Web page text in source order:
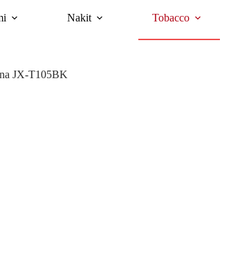
Nakit Tobacco
JX-T105BK